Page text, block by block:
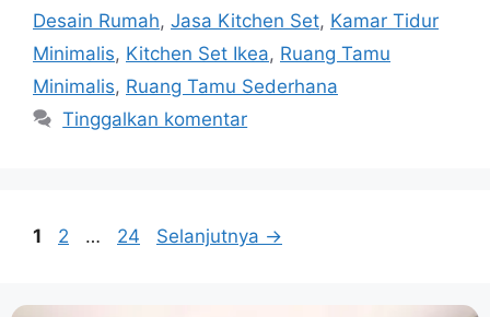
Desain Rumah, Jasa Kitchen Set, Kamar Tidur
Minimalis, Kitchen Set Ikea, Ruang Tamu
Minimalis, Ruang Tamu Sederhana
Tinggalkan komentar
1 2 … 24 Selanjutnya →